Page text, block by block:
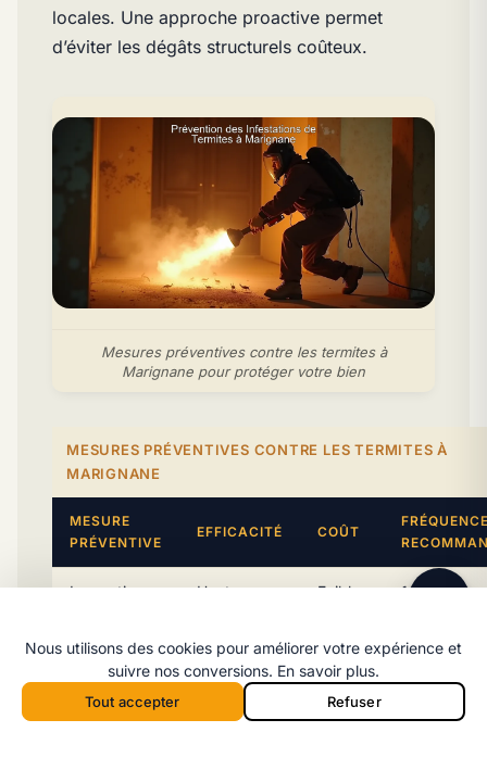
locales. Une approche proactive permet
d’éviter les dégâts structurels coûteux.
Mesures préventives contre les termites à
Marignane pour protéger votre bien
MESURES PRÉVENTIVES CONTRE LES TERMITES À
MARIGNANE
MESURE
PRÉVENTIVE
EFFICACITÉ COÛT
Inspection
Haute
Faible 1 fois par an
Traitement
préventif du
bois
Haute
durable)
Moyen
À
ans
Ligne directe
Message WhatsApp
Réponse rapide par message
Nous utilisons des cookies pour améliorer votre expérience et
suivre nos conversions. En savoir plus.
Tout accepter Refuser